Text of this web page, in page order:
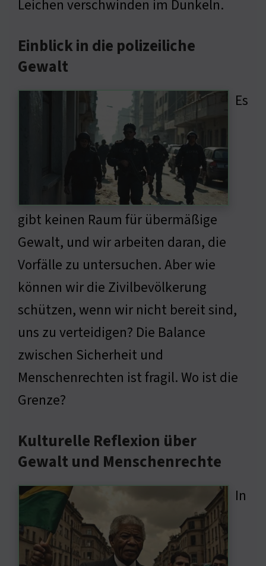
Leichen verschwinden im Dunkeln.
Einblick in die polizeiliche
Gewalt
Es
gibt keinen Raum für übermäßige
Gewalt, und wir arbeiten daran, die
Vorfälle zu untersuchen. Aber wie
können wir die Zivilbevölkerung
schützen, wenn wir nicht bereit sind,
uns zu verteidigen? Die Balance
zwischen Sicherheit und
Menschenrechten ist fragil. Wo ist die
Grenze?
Kulturelle Reflexion über
Gewalt und Menschenrechte
In